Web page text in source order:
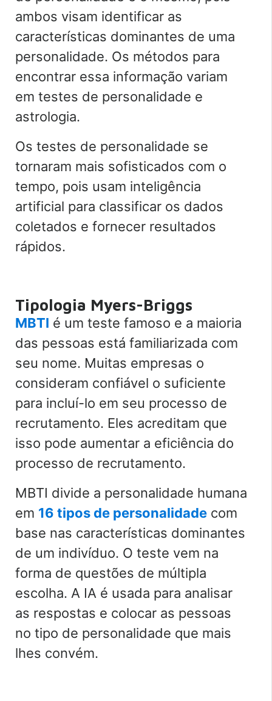
ambos visam identificar as
características dominantes de uma
personalidade. Os métodos para
encontrar essa informação variam
em testes de personalidade e
astrologia.
Os testes de personalidade se
tornaram mais sofisticados com o
tempo, pois usam inteligência
artificial para classificar os dados
coletados e fornecer resultados
rápidos.
Tipologia Myers-Briggs
MBTI é um teste famoso e a maioria
das pessoas está familiarizada com
seu nome. Muitas empresas o
consideram confiável o suficiente
para incluí-lo em seu processo de
recrutamento. Eles acreditam que
isso pode aumentar a eficiência do
processo de recrutamento.
MBTI divide a personalidade humana
em 16 tipos de personalidade com
base nas características dominantes
de um indivíduo. O teste vem na
forma de questões de múltipla
escolha. A IA é usada para analisar
as respostas e colocar as pessoas
no tipo de personalidade que mais
lhes convém.